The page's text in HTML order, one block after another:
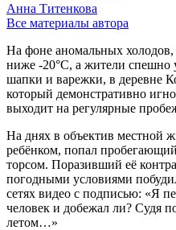
Анна Титенкова
Все материалы автора
На фоне аномальных холодов,
ниже -20°C, а жители спешно
шапки и варежки, в деревне
который демонстративно
выходит на регулярные
На днях в объектив местной
ребёнком, попал
торсом. Поразивший её
погодными условиями
сетях видео с подписью: «Я
человек и добежал ли? Судя
летом…»